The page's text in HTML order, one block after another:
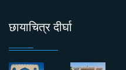
छायाचित्र दीर्घा